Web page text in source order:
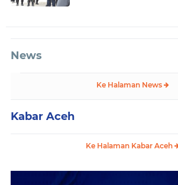
News
Ke Halaman News
Kabar Aceh
Ke Halaman Kabar Aceh